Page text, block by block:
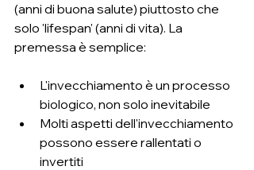
(anni di buona salute) piuttosto che
solo 'lifespan' (anni di vita). La
premessa è semplice:
L'invecchiamento è un processo
biologico, non solo inevitabile
Molti aspetti dell'invecchiamento
possono essere rallentati o
invertiti